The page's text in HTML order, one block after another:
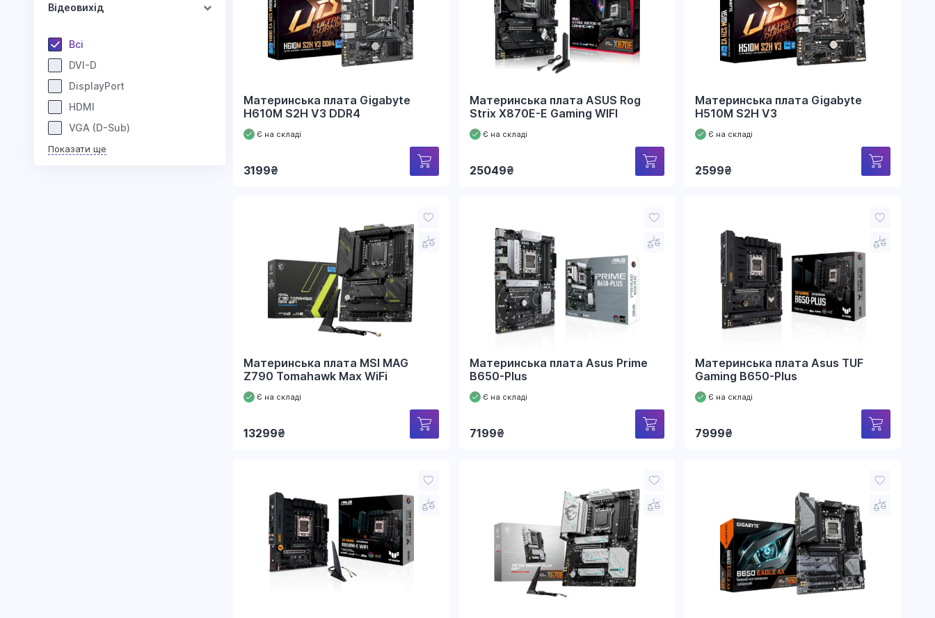
Відеовихід
Всі
DVI-D
DisplayPort
HDMI
VGA (D-Sub)
Показати ще
Материнська плата Gigabyte
H610M S2H V3 DDR4
Є на складі
3199₴
Материнська плата ASUS Rog
Strix X870E-E Gaming WIFI
Є на складі
25049₴
Материнська плата Gigabyte
H510M S2H V3
Є на складі
2599₴
Материнська плата MSI MAG
Z790 Tomahawk Max WiFi
Є на складі
13299₴
Материнська плата Asus Prime
B650-Plus
Є на складі
7199₴
Материнська плата Asus TUF
Gaming B650-Plus
Є на складі
7999₴